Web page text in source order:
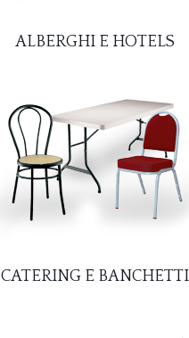
ALBERGHI E HOTELS
CATERING E BANCHETTI